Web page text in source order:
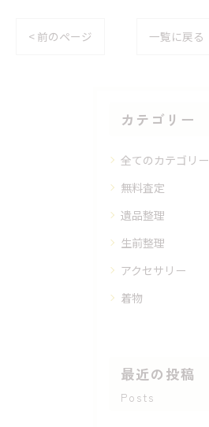
< 前のページ 一覧に戻る
カテゴリー
全てのカテゴリー
無料査定
遺品整理
生前整理
アクセサリー
着物
最近の投稿
Posts